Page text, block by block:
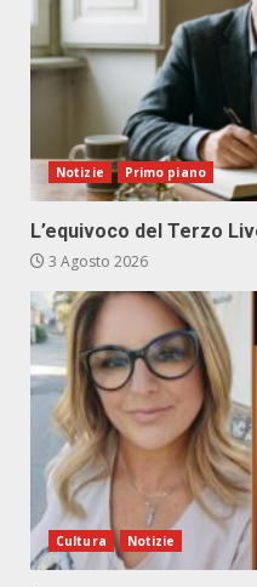
Notizie Primo piano
L’equivoco del Terzo
3 Agosto 2026
Cultura Notizie